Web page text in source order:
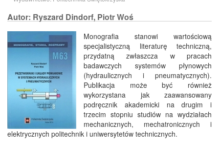
Autor: Ryszard Dindorf, Piotr Woś
Monografia stanowi wartościową
specjalistyczną literaturę techniczną,
przydatną zwłaszcza w pracach
badawczych systemów płynowych
(hydraulicznych i pneumatycznych).
Publikacja może być również
wykorzystana jak zaawansowany
podręcznik akademicki na drugim i
trzecim stopniu studiów na wydziałach
mechanicznych, mechatronicznych i
elektrycznych politechnik i uniwersytetów technicznych.